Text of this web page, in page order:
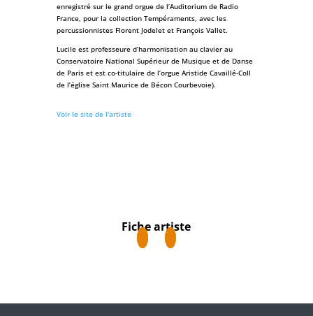
enregistré sur le grand orgue de l’Auditorium de Radio
France, pour la collection Tempéraments, avec les
percussionnistes Florent Jodelet et François Vallet.
Lucile est professeure d’harmonisation au clavier au
Conservatoire National Supérieur de Musique et de Danse
de Paris et est co-titulaire de l’orgue Aristide Cavaillé-Coll
de l’église Saint Maurice de Bécon Courbevoie).
Voir le site de l'artiste
Fiche artiste